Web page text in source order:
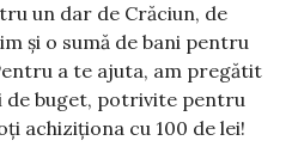
un dar de Crăciun, de
și o sumă de bani pentru
a te ajuta, am pregătit
de buget, potrivite pentru
achiziționa cu 100 de lei!